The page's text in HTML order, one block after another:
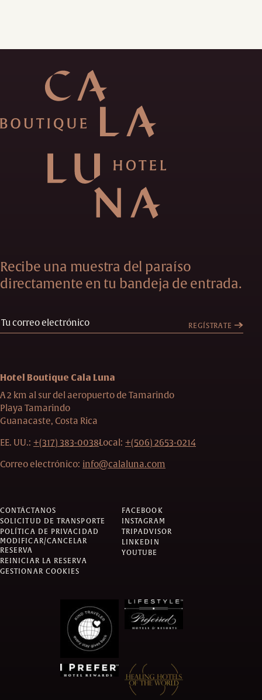
Recibe una muestra del paraíso
directamente en tu bandeja de entrada.
REGÍSTRATE
Hotel Boutique Cala Luna
A 2 km al sur del aeropuerto de Tamarindo
Playa Tamarindo
Guanacaste, Costa Rica
EE. UU.: +(317) 383-0038Local: +(506) 2653-0214
Correo electrónico: info@calaluna.com
CONTÁCTANOS
SOLICITUD DE TRANSPORTE
POLÍTICA DE PRIVACIDAD
MODIFICAR/CANCELAR
RESERVA
REINICIAR LA RESERVA
GESTIONAR COOKIES
FACEBOOK
INSTAGRAM
TRIPADVISOR
LINKEDIN
YOUTUBE